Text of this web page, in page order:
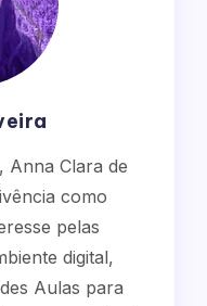
Anna Clara de
como
pelas
digital,
Aulas para